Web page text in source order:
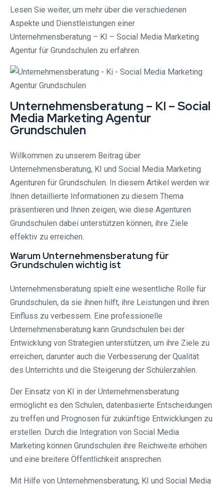
Lesen Sie weiter, um mehr über die verschiedenen
Aspekte und Dienstleistungen einer
Unternehmensberatung – KI – Social Media Marketing
Agentur für Grundschulen zu erfahren.
Unternehmensberatung – KI – Social
Media Marketing Agentur
Grundschulen
Willkommen zu unserem Beitrag über
Unternehmensberatung, KI und Social Media Marketing
Agenturen für Grundschulen. In diesem Artikel werden wir
Ihnen detaillierte Informationen zu diesem Thema
präsentieren und Ihnen zeigen, wie diese Agenturen
Grundschulen dabei unterstützen können, ihre Ziele
effektiv zu erreichen.
Warum Unternehmensberatung für
Grundschulen wichtig ist
Unternehmensberatung spielt eine wesentliche Rolle für
Grundschulen, da sie ihnen hilft, ihre Leistungen und ihren
Einfluss zu verbessern. Eine professionelle
Unternehmensberatung kann Grundschulen bei der
Entwicklung von Strategien unterstützen, um ihre Ziele zu
erreichen, darunter auch die Verbesserung der Qualität
des Unterrichts und die Steigerung der Schülerzahlen.
Der Einsatz von KI in der Unternehmensberatung
ermöglicht es den Schulen, datenbasierte Entscheidungen
zu treffen und Prognosen für zukünftige Entwicklungen zu
erstellen. Durch die Integration von Social Media
Marketing können Grundschulen ihre Reichweite erhöhen
und eine breitere Öffentlichkeit ansprechen.
Mit Hilfe von Unternehmensberatung, KI und Social Media